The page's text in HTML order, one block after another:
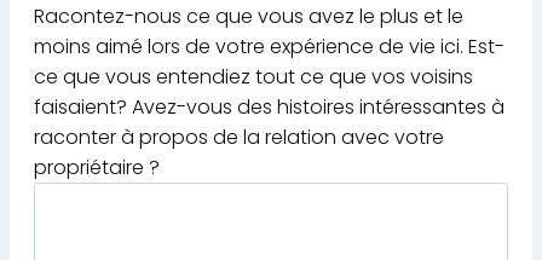
Racontez-nous ce que vous avez le plus et le
moins aimé lors de votre expérience de vie ici. Est-
ce que vous entendiez tout ce que vos voisins
faisaient? Avez-vous des histoires intéressantes à
raconter à propos de la relation avec votre
propriétaire ?